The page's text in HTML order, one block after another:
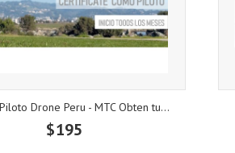
Drone Peru - MTC Obten tu...
$195